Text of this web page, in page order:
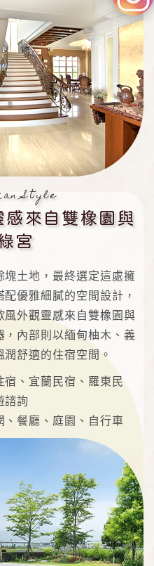
Style
感來自雙橡園與
宮
塊土地，最終選定這處擁
優雅細膩的空間設計，
風外觀靈感來自雙橡園與
內部則以緬甸柚木、義
舒適的住宿空間。
宿、宜蘭民宿、羅東民
諮詢
、餐廳、庭園、自行車